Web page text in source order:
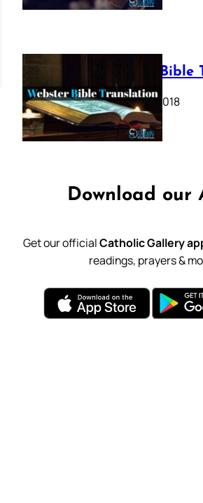
Webster Bible
October 11, 2018
Download our
Get our officialCatholic Gallery
readings, prayers &